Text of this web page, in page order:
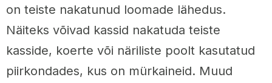
on teiste nakatunud loomade lähedus.
Näiteks võivad kassid nakatuda teiste
kasside, koerte või näriliste poolt kasutatud
piirkondades, kus on mürkaineid. Muud